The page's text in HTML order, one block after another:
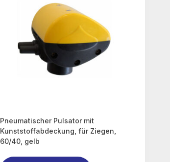
Pneumatischer Pulsator mit
Kunststoffabdeckung, für Ziegen,
60/40, gelb